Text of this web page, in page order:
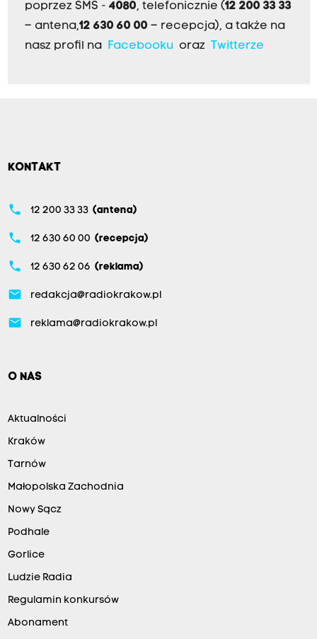
poprzez SMS - 4080, telefonicznie (12 200 33 33
– antena,12 630 60 00 – recepcja), a także na
nasz profil na Facebookuoraz Twitterze
KONTAKT
phone 12 200 33 33 (antena)
phone 12 630 60 00 (recepcja)
phone 12 630 62 06 (reklama)
email redakcja@radiokrakow.pl
email reklama@radiokrakow.pl
O NAS
Aktualności
Kraków
Tarnów
Małopolska Zachodnia
Nowy Sącz
Podhale
Gorlice
Ludzie Radia
Regulamin konkursów
Abonament